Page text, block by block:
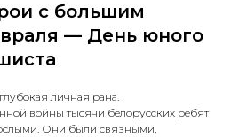
с большим
— День юного
личная рана.
войны тысячи белорусских ребят
Они были связными,